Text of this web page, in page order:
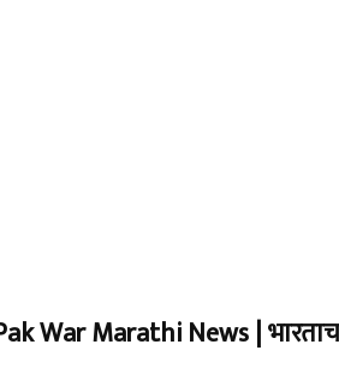
War Marathi News |